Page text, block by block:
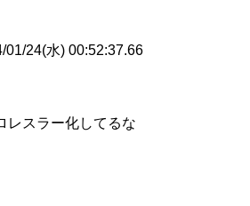
01/24(水) 00:52:37.66
レスラー化してるな